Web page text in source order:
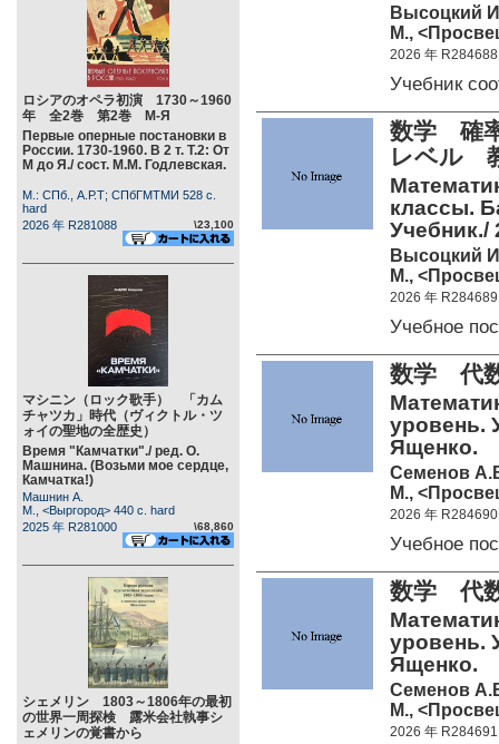
ロシアのオペラ初演 1730～1960
年 全2巻 第2巻 М-Я
Первые оперные постановки в
России. 1730-1960. В 2 т. Т.2: От
М до Я./ сост. М.М. Годлевская.
М.: СПб., А.Р.Т; СПбГМТМИ 528 c.
hard
2026 年 R281088
\23,100
マシニン（ロック歌手） 「カム
チャツカ」時代（ヴィクトル・ツ
ォイの聖地の全歴史）
Время "Камчатки"./ ред. О.
Машнина. (Возьми мое сердце,
Камчатка!)
Машнин А.
М., <Выргород> 440 c. hard
2025 年 R281000
\68,860
シェメリン 1803～1806年の最初
の世界一周探検 露米会社執事シ
ェメリンの覚書から
Высоцкий
М.,
2026 年 R284688
Учебник
数学 確
レベル
классы.
Учебник./
Высоцкий
М.,
2026 年 R284689
Учебное
数学 代
уровень.
Ященко.
Семенов
М.,
2026 年 R284690
Учебное
数学 代
уровень.
Ященко.
Семенов
М.,
2026 年 R284691